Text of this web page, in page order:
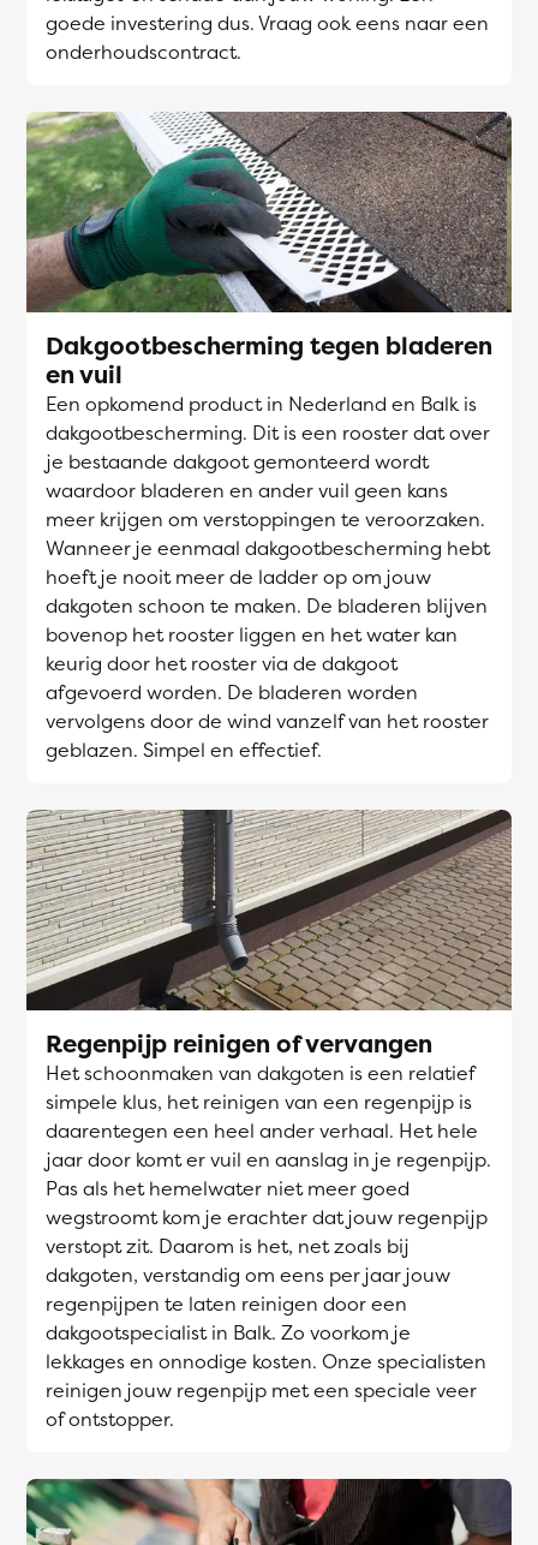
goede investering dus. Vraag ook eens naar een
onderhoudscontract.
Dakgootbescherming tegen bladeren
en vuil
Een opkomend product in Nederland en Balk is
dakgootbescherming. Dit is een rooster dat over
je bestaande dakgoot gemonteerd wordt
waardoor bladeren en ander vuil geen kans
meer krijgen om verstoppingen te veroorzaken.
Wanneer je eenmaal dakgootbescherming hebt
hoeft je nooit meer de ladder op om jouw
dakgoten schoon te maken. De bladeren blijven
bovenop het rooster liggen en het water kan
keurig door het rooster via de dakgoot
afgevoerd worden. De bladeren worden
vervolgens door de wind vanzelf van het rooster
geblazen. Simpel en effectief.
Regenpijp reinigen of vervangen
Het schoonmaken van dakgoten is een relatief
simpele klus, het reinigen van een regenpijp is
daarentegen een heel ander verhaal. Het hele
jaar door komt er vuil en aanslag in je regenpijp.
Pas als het hemelwater niet meer goed
wegstroomt kom je erachter dat jouw regenpijp
verstopt zit. Daarom is het, net zoals bij
dakgoten, verstandig om eens per jaar jouw
regenpijpen te laten reinigen door een
dakgootspecialist in Balk. Zo voorkom je
lekkages en onnodige kosten. Onze specialisten
reinigen jouw regenpijp met een speciale veer
of ontstopper.